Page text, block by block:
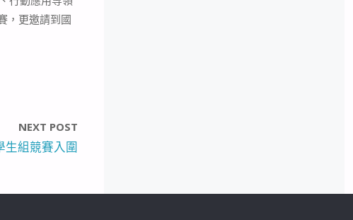
，更邀請到國
NEXT POST
生組競賽入圍